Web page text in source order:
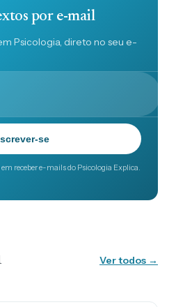
por e-mail
Psicologia, direto no seu e-
se
receber e-mails do Psicologia Explica.
Ver todos →